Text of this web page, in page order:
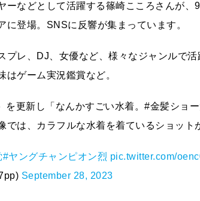
ーなどとして活躍する篠崎こころさんが、
に登場。SNSに反響が集まっています。
プレ、DJ、女優など、様々なジャンルで活
ゲーム実況鑑賞など。
更新し「なんかすごい水着。#金髪ショ
では、カラフルな水着を着ているショット
#ヤングチャンピオン烈 pic.twitter.com/
September 28, 2023